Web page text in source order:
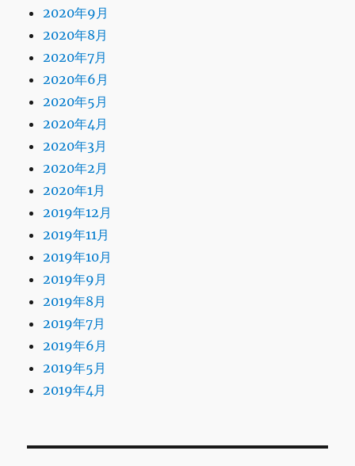
2020年9月
2020年8月
2020年7月
2020年6月
2020年5月
2020年4月
2020年3月
2020年2月
2020年1月
2019年12月
2019年11月
2019年10月
2019年9月
2019年8月
2019年7月
2019年6月
2019年5月
2019年4月